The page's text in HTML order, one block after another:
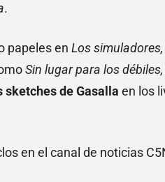
.
papeles en Los
Sin lugar para los
sketches de Gasalla en los
en el canal de noticias